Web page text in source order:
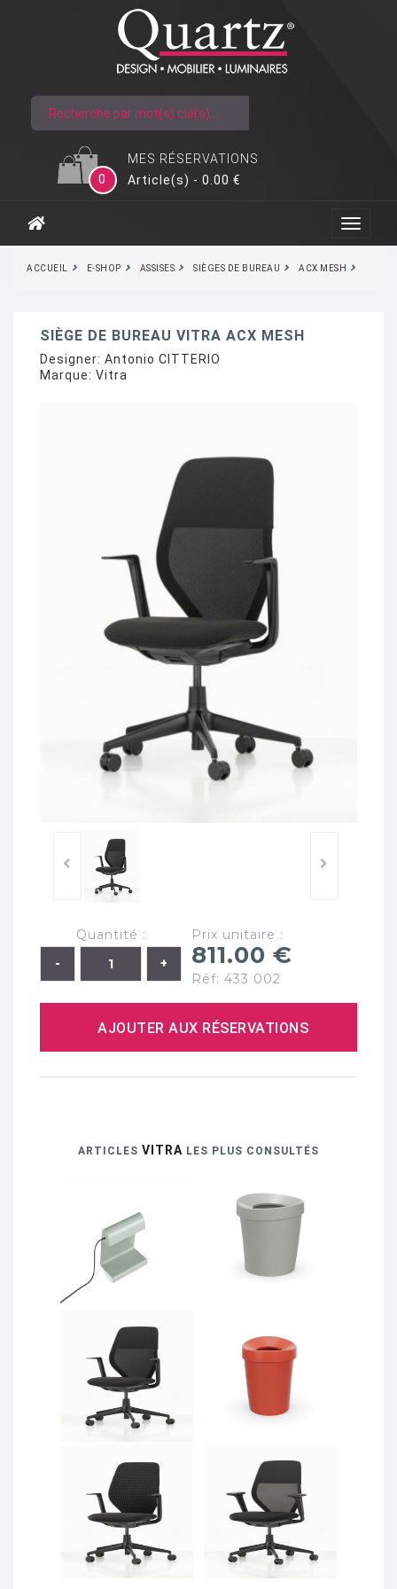
MES RÉSERVATIONS
0
Article(s) - 0.00 €
ACCUEIL E-SHOP ASSISES SIÈGES DE BUREAU ACX MESH
SIÈGE DE BUREAU VITRA ACX MESH
Designer: Antonio CITTERIO
Marque: Vitra
Quantité : Prix unitaire :
811.00 €
Réf: 433 002
AJOUTER AUX RÉSERVATIONS
ARTICLES VITRA LES PLUS CONSULTÉS